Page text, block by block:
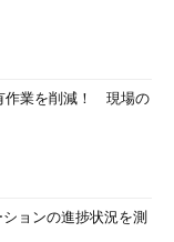
作業を削減！ 現場の
ョンの進捗状況を測